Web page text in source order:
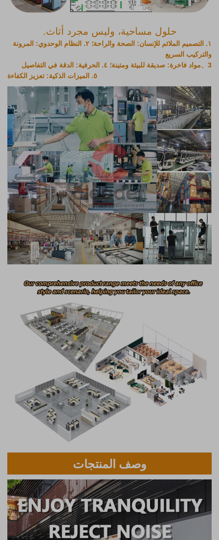
حلول مساحية، وليس مجرد أثاث.
١. التصميم الملائم للإنسان: الصحة والراحة؛ ٢. النظام الوحدوي: المرونة
والتركيب السريع
3、
مواد فاخرة: صديقة للبيئة ومتينة؛ ٤.
الحرفية: الدقة في التفاصيل
٥. الميزات الذكية: تعزيز الكفاءة
وصف المنتجات